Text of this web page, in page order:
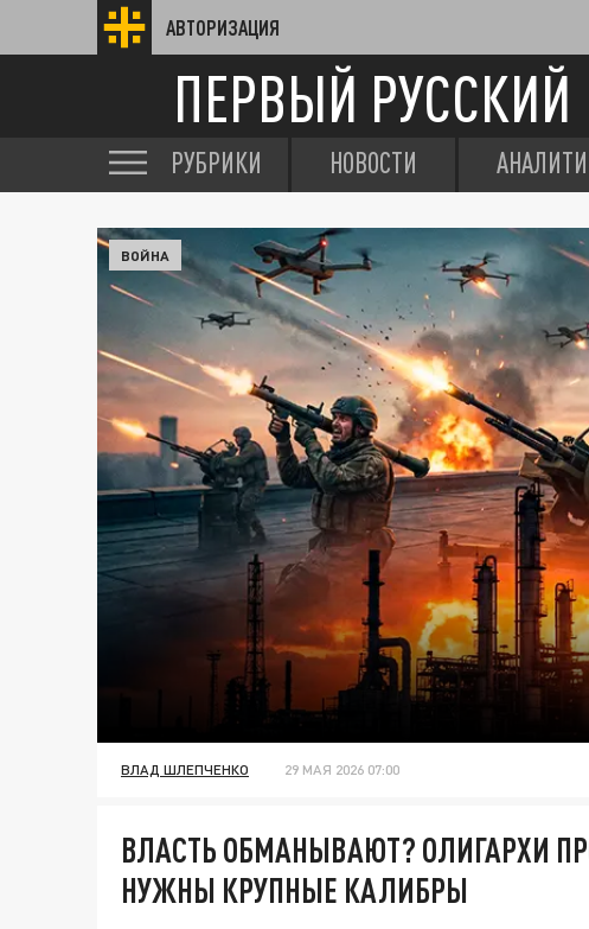
АВТОРИЗАЦИЯ
ПЕРВЫЙ РУССКИЙ
РУБРИКИ НОВОСТИ
ВОЙНА
ВЛАД ШЛЕПЧЕНКО 29 МАЯ 2026 07:00
ВЛАСТЬ ОБМАНЫВАЮТ? ОЛИГАРХИ
НУЖНЫ КРУПНЫЕ КАЛИБРЫ